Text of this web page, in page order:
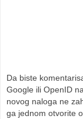
Da biste
Google ili OpenID
novog naloga ne
ga jednom otvorite